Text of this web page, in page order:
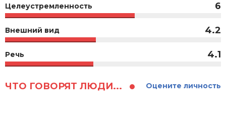
Целеустремленность 6
Внешний вид 4.2
Речь 4.1
ЧТО ГОВОРЯТ ЛЮДИ... Оцените личность